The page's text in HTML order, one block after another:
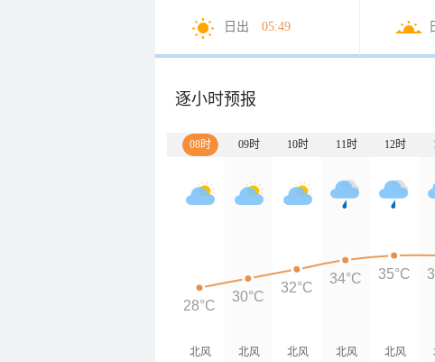
日出 05:49
逐小时预报
08时 09时 10时 11时 12时
北风 北风 北风 北风 北风
28°C
30°C
32°C
34°C 35°C